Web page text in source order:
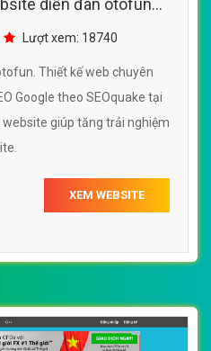
diễn đàn otofun
SEO
Lượt xem: 18740
Thiết kế web chuyên
Google theo SEOquake tại
giúp tăng trải nghiệm
XEM WEBSITE